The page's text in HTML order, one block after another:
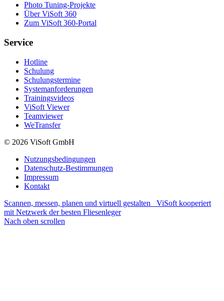
Photo Tuning-Projekte
Über ViSoft 360
Zum ViSoft 360-Portal
Service
Hotline
Schulung
Schulungstermine
Systemanforderungen
Trainingsvideos
ViSoft Viewer
Teamviewer
WeTransfer
© 2026 ViSoft GmbH
Nutzungsbedingungen
Datenschutz-Bestimmungen
Impressum
Kontakt
Scannen, messen, planen und virtuell gestalten
ViSoft kooperiert
mit Netzwerk der besten Fliesenleger
Nach oben scrollen